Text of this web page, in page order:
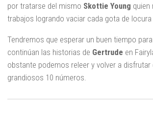
por tratarse del mismo Skottie Young quien
trabajos logrando vaciar cada gota de locura
Tendremos que esperar un buen tiempo
continúan las historias de Gertrude en
obstante podemos releer y volver a disfrutar
grandiosos 10 números.